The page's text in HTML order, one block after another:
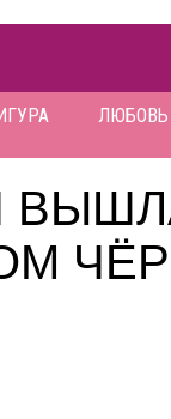
ЛЮБОВЬ